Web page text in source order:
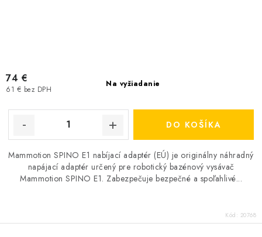
Na vyžiadanie
61 € bez DPH
74 €
DO KOŠÍKA
Mammotion SPINO E1 nabíjací adaptér (EÚ) je originálny náhradný
napájací adaptér určený pre robotický bazénový vysávač
Mammotion SPINO E1. Zabezpečuje bezpečné a spoľahlivé...
Kód: 20768